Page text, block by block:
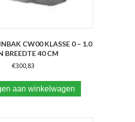
CW00 KLASSE 0 – 1.0
BREEDTE 40 CM
€300,83
aan winkelwagen